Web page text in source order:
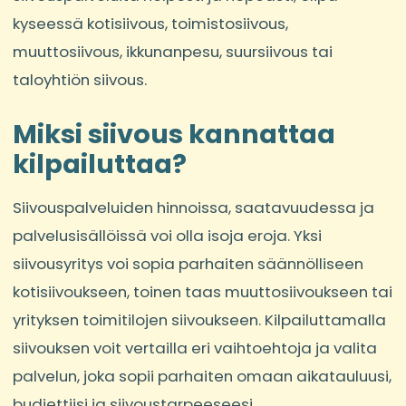
kyseessä kotisiivous, toimistosiivous,
muuttosiivous, ikkunanpesu, suursiivous tai
taloyhtiön siivous.
Miksi siivous kannattaa
kilpailuttaa?
Siivouspalveluiden hinnoissa, saatavuudessa ja
palvelusisällöissä voi olla isoja eroja. Yksi
siivousyritys voi sopia parhaiten säännölliseen
kotisiivoukseen, toinen taas muuttosiivoukseen tai
yrityksen toimitilojen siivoukseen. Kilpailuttamalla
siivouksen voit vertailla eri vaihtoehtoja ja valita
palvelun, joka sopii parhaiten omaan aikatauluusi,